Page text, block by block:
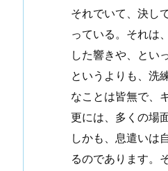
それでいて、決し
っている。それは
した響きや、とい
というよりも、洗
なことは皆無で、
更には、多くの場
しかも、息遣いは
るのであります。